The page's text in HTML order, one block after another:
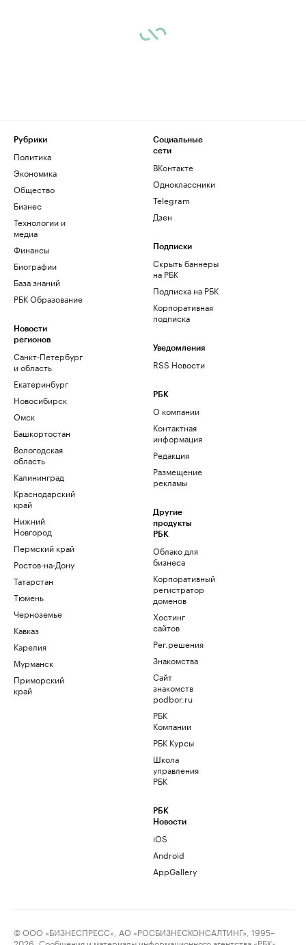
Рубрики
Политика
Экономика
Общество
Бизнес
Технологии и
медиа
Финансы
Биографии
База знаний
РБК Образование
Новости
регионов
Санкт-Петербург
и область
Екатеринбург
Новосибирск
Омск
Башкортостан
Вологодская
область
Калининград
Краснодарский
край
Нижний
Новгород
Пермский край
Ростов-на-Дону
Татарстан
Тюмень
Черноземье
Кавказ
Карелия
Мурманск
Приморский
край
Социальные
сети
ВКонтакте
Одноклассники
Telegram
Дзен
Подписки
Скрыть баннеры
на РБК
Подписка на РБК
Корпоративная
подписка
Уведомления
RSS Новости
РБК
О компании
Контактная
информация
Редакция
Размещение
рекламы
Другие
продукты
РБК
Облако для
бизнеса
Корпоративный
регистратор
доменов
Хостинг
сайтов
Рег.решения
Знакомства
Сайт
знакомств
podbor.ru
РБК
Компании
РБК Курсы
Школа
управления
РБК
РБК
Новости
iOS
Android
AppGallery
© ООО «БИЗНЕСПРЕСС», АО «РОСБИЗНЕСКОНСАЛТИНГ», 1995–